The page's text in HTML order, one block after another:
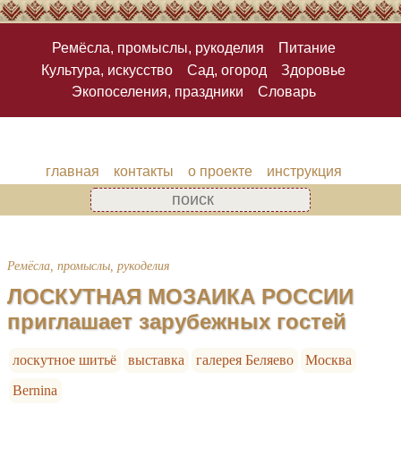
Ремёсла, промыслы, рукоделия
Питание
Культура, искусство
Сад, огород
Здоровье
Экопоселения, праздники
Словарь
главная контакты о проекте инструкция
Ремёсла, промыслы, рукоделия
ЛОСКУТНАЯ МОЗАИКА РОССИИ
приглашает зарубежных гостей
лоскутное шитьё выставка галерея Беляево
Москва
Bernina